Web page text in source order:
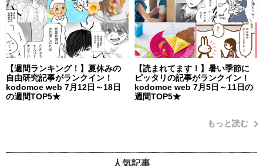
【週間ランキング！】夏休みの
自由研究記事がランクイン！
kodomoe web 7月12日～18日
の週間TOP5★
【読まれてます！】暑い季節に
ピッタリの記事がランクイン！
kodomoe web 7月5日～11日の
週間TOP5★
もっと読む
人気記事